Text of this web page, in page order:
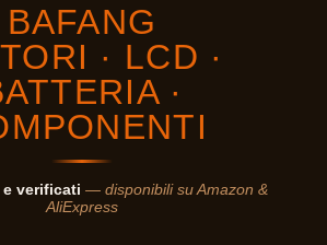
BAFANG
· LCD ·
·
verificati — disponibili su Amazon &
AliExpress